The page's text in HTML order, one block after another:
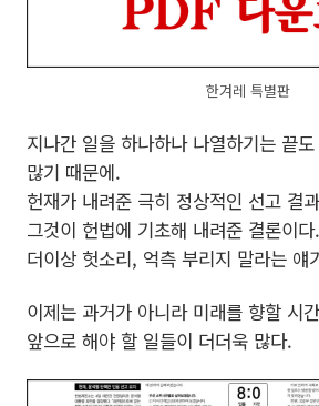
한겨레 특별판
지나간 일을 하나하나 나열하기는 끝
많기 때문에.
헌재가 내려준 극히 정상적인 선고 결
그것이 헌법에 기초해 내려준 결론이다.
더이상 헛소리, 억측 부리지 말라는 얘
이제는 과거가 아니라 미래를 향할 시
앞으로 해야 할 일들이 더더욱 많다.